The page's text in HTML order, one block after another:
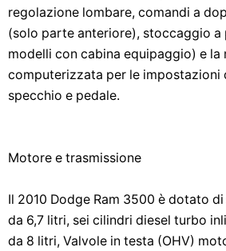
regolazione lombare, comandi a
(solo parte anteriore), stoccaggio a
modelli con cabina equipaggio) e la
computerizzata per le impostazioni
specchio e pedale.
Motore e trasmissione
Il 2010 Dodge Ram 3500 è dotato
da 6,7 ​​litri, sei cilindri diesel turbo
da 8 litri, Valvole in testa (OHV)